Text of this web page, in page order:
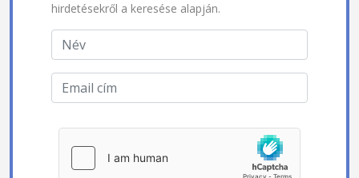
hirdetésekről a keresése alapján.